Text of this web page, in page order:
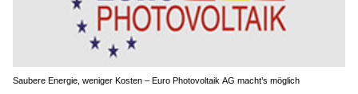
Saubere Energie, weniger Kosten – Euro Photovoltaik AG macht’s möglich